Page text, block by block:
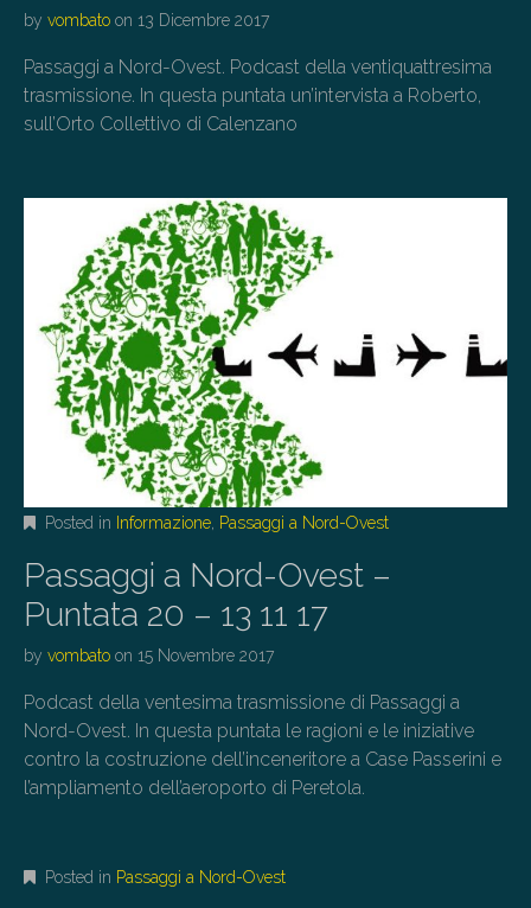
by vombato on 13 Dicembre 2017
Passaggi a Nord-Ovest. Podcast della ventiquattresima
trasmissione. In questa puntata un’intervista a Roberto,
sull’Orto Collettivo di Calenzano
Posted in Informazione Passaggi a Nord-Ovest
Passaggi a Nord-Ovest –
Puntata 20 – 13 11 17
by vombato on 15 Novembre 2017
Podcast della ventesima trasmissione di Passaggi a
Nord-Ovest. In questa puntata le ragioni e le iniziative
contro la costruzione dell’inceneritore a Case Passerini e
l’ampliamento dell’aeroporto di Peretola.
Posted in Passaggi a Nord-Ovest